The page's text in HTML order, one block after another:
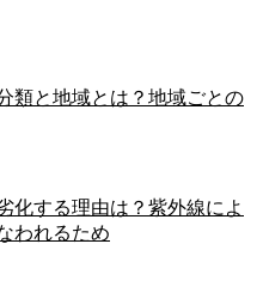
類と地域とは？地域ごとの
化する理由は？紫外線によ
われるため